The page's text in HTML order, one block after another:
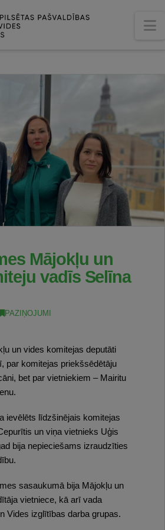
Mājokļu un
vadīs Selīna
PAZIŅOJUMI
un vides komitejas deputāti
par komitejas priekšsēdētāju
bet par vietniekiem – Mairitu
ievēlēts līdzšinējais komitejas
un viņa vietnieks Uģis
bija nepieciešams izraudzīties
sasaukumā bija Mājokļu un
vietniece, kā arī vada
Vides izglītības darba grupas.